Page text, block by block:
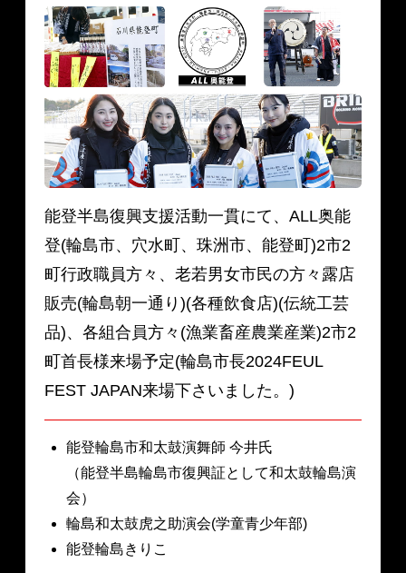
能登半島復興支援活動一貫にて、ALL奥能
登(輪島市、穴水町、珠洲市、能登町)2市2
町行政職員方々、老若男女市民の方々露店
販売(輪島朝一通り)(各種飲食店)(伝統工芸
品)、各組合員方々(漁業畜産農業産業)2市2
町首長様来場予定(輪島市長2024FEUL
FEST JAPAN来場下さいました。)
能登輪島市和太鼓演舞師 今井氏
（能登半島輪島市復興証として和太鼓輪島演
会）
輪島和太鼓虎之助演会(学童青少年部)
能登輪島きりこ